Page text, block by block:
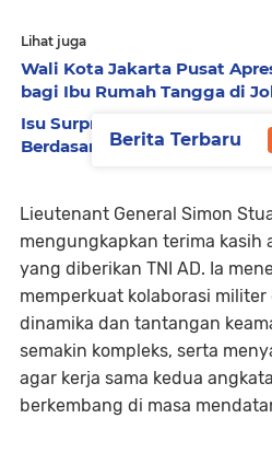
Lihat juga
Wali Kota Jakarta Pusat
bagi Ibu Rumah Tangga di
Isu Surpres Pergantian
Berdasar, Presiden Masih
Lieutenant General Simon
mengungkapkan terima kasih
yang diberikan TNI AD. Ia
memperkuat kolaborasi
dinamika dan tantangan
semakin kompleks, serta
agar kerja sama kedua
berkembang di masa
Berita Terbaru